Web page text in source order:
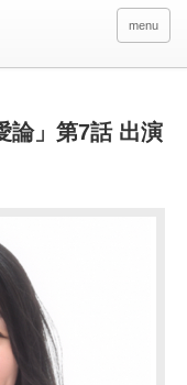
menu
論」第7話 出演